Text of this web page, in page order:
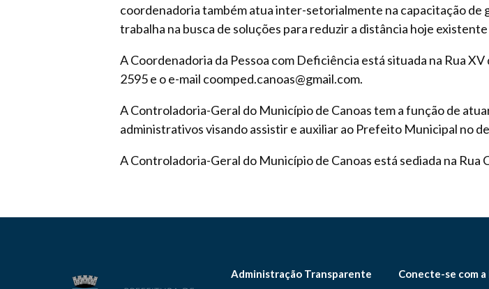
coordenadoria também atua inter-setorialmente na capacitação de
trabalha na busca de soluções para reduzir a distância hoje
A Coordenadoria da Pessoa com Deficiência está situada na Rua
2595 e o e-mail coomped.canoas@gmail.com.
A Controladoria-Geral do Município de Canoas tem a função de
administrativos visando assistir e auxiliar ao Prefeito Municipal no
A Controladoria-Geral do Município de Canoas está sediada na Rua
Administração Transparente Conecte-se com